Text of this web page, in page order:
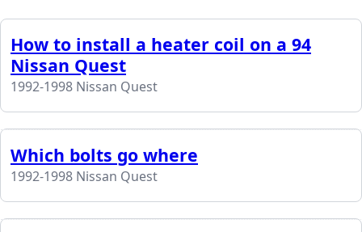
How to install a heater coil on a 94
Nissan Quest
1992-1998 Nissan Quest
Which bolts go where
1992-1998 Nissan Quest